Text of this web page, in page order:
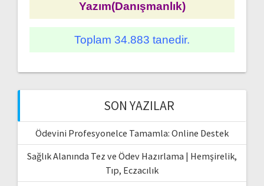
Yazım(Danışmanlık)
Toplam 34.883 tanedir.
SON YAZILAR
Ödevini Profesyonelce Tamamla: Online Destek
Sağlık Alanında Tez ve Ödev Hazırlama | Hemşirelik,
Tıp, Eczacılık